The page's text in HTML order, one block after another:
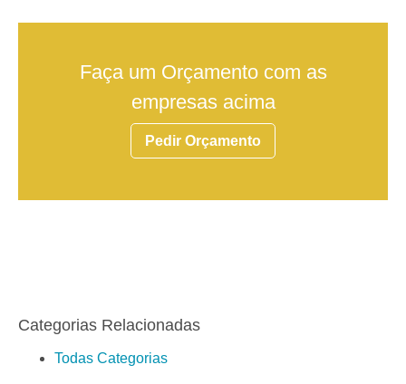
Faça um Orçamento com as
empresas acima
Pedir Orçamento
Categorias Relacionadas
Todas Categorias